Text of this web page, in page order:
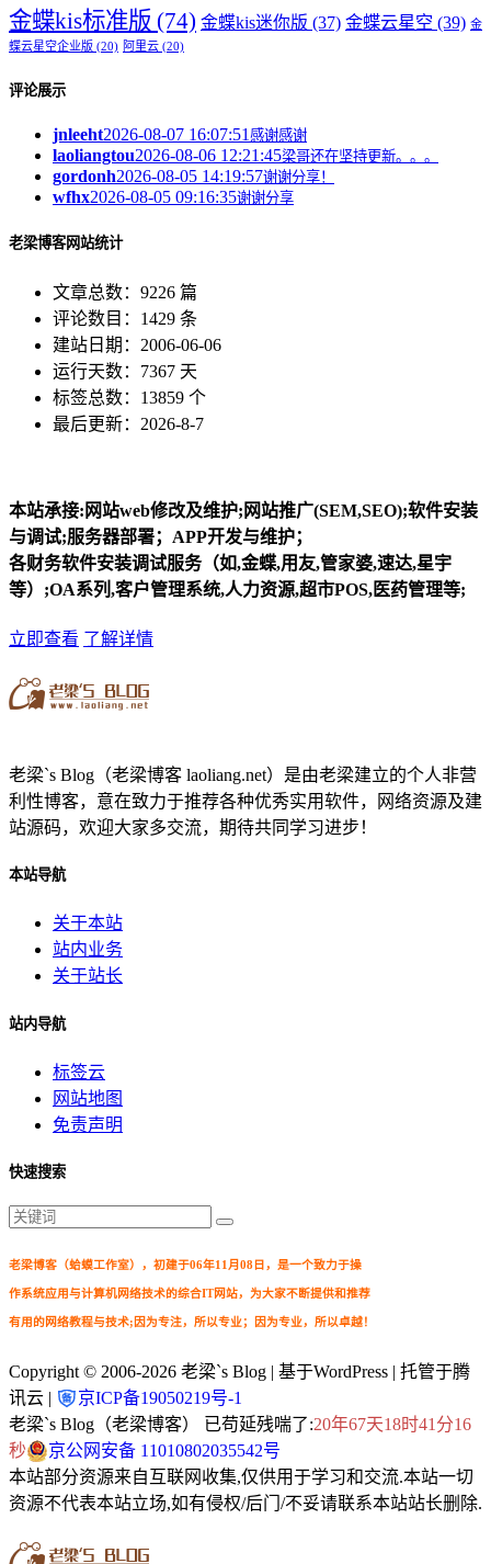
金蝶kis标准版 (74) 金蝶kis迷你版 (37) 金蝶云星空 (39) 金
蝶云星空企业版 (20) 阿里云 (20)
评论展示
jnleeht2026-08-07 16:07:51 感谢感谢
laoliangtou2026-08-06 12:21:45梁哥还在坚持更新。。。
gordonh2026-08-05 14:19:57谢谢分享！
wfhx2026-08-05 09:16:35谢谢分享
老梁博客网站统计
文章总数：9226 篇
评论数目：1429 条
建站日期：2006-06-06
运行天数：7367 天
标签总数：13859 个
最后更新：2026-8-7
本站承接:网站web修改及维护;网站推广(SEM,SEO);软件安装
与调试;服务器部署；APP开发与维护；
各财务软件安装调试服务（如,金蝶,用友,管家婆,速达,星宇
等）;OA系列,客户管理系统,人力资源,超市POS,医药管理等;
立即查看 了解详情
老梁`s Blog（老梁博客 laoliang.net）是由老梁建立的个人非营
利性博客，意在致力于推荐各种优秀实用软件，网络资源及建
站源码，欢迎大家多交流，期待共同学习进步！
本站导航
关于本站
站内业务
关于站长
站内导航
标签云
网站地图
免责声明
快速搜索
老梁博客（蛤蟆工作室），初建于06年11月08日，是一个致力于操
作系统应用与计算机网络技术的综合IT网站，为大家不断提供和推荐
有用的网络教程与技术;因为专注，所以专业；因为专业，所以卓越！
Copyright © 2006-2026 老梁`s Blog | 基于WordPress | 托管于腾
讯云 |
京ICP备19050219号-1
老梁`s Blog（老梁博客） 已苟延残喘了:20年67天18时41分17
秒
京公网安备 11010802035542号
本站部分资源来自互联网收集,仅供用于学习和交流.本站一切
资源不代表本站立场,如有侵权/后门/不妥请联系本站站长删除.